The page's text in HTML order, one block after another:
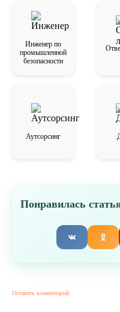
безопасности в доме.
Инженер по
промышленной
безопасности
Аутсорсинг
Понравилась
Оставить комментарий